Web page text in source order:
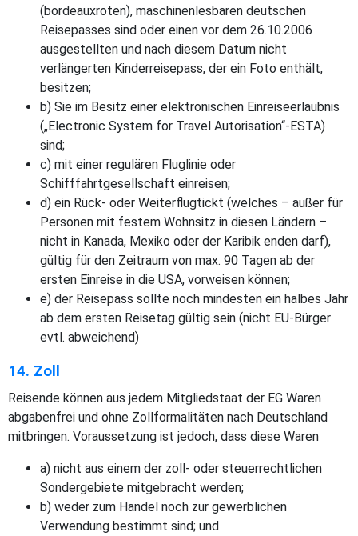
(bordeauxroten), maschinenlesbaren deutschen
Reisepasses sind oder einen vor dem 26.10.2006
ausgestellten und nach diesem Datum nicht
verlängerten Kinderreisepass, der ein Foto enthält,
besitzen;
b) Sie im Besitz einer elektronischen Einreiseerlaubnis
(„Electronic System for Travel Autorisation“-ESTA)
sind;
c) mit einer regulären Fluglinie oder
Schifffahrtgesellschaft einreisen;
d) ein Rück- oder Weiterflugtickt (welches – außer für
Personen mit festem Wohnsitz in diesen Ländern –
nicht in Kanada, Mexiko oder der Karibik enden darf),
gültig für den Zeitraum von max. 90 Tagen ab der
ersten Einreise in die USA, vorweisen können;
e) der Reisepass sollte noch mindesten ein halbes Jahr
ab dem ersten Reisetag gültig sein (nicht EU-Bürger
evtl. abweichend)
14. Zoll
Reisende können aus jedem Mitgliedstaat der EG Waren
abgabenfrei und ohne Zollformalitäten nach Deutschland
mitbringen. Voraussetzung ist jedoch, dass diese Waren
a) nicht aus einem der zoll- oder steuerrechtlichen
Sondergebiete mitgebracht werden;
b) weder zum Handel noch zur gewerblichen
Verwendung bestimmt sind; und